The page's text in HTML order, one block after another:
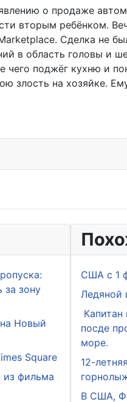
о продаже
вторым ребёнком.
Сделка не
в область головы и
поджёг кухню и
злость на хозяйке.
зону
Новый
Square
из фильма
США с 1
Ледяной
посде
море.
12-
В США,